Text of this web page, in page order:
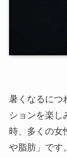
暑くなるにつ
ションを楽し
時、多くの女
や脂肪」です